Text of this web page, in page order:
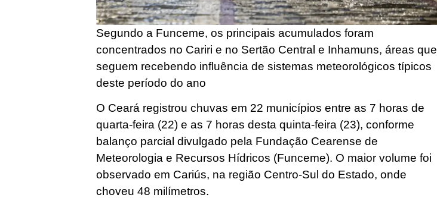
Segundo a Funceme, os principais acumulados foram
concentrados no Cariri e no Sertão Central e Inhamuns, áreas que
seguem recebendo influência de sistemas meteorológicos típicos
deste período do ano
O Ceará registrou chuvas em 22 municípios entre as 7 horas de
quarta-feira (22) e as 7 horas desta quinta-feira (23), conforme
balanço parcial divulgado pela Fundação Cearense de
Meteorologia e Recursos Hídricos (Funceme). O maior volume foi
observado em Cariús, na região Centro-Sul do Estado, onde
choveu 48 milímetros.